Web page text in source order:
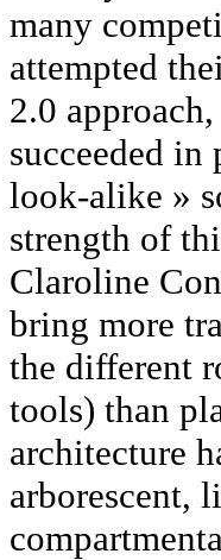
many
attempted
2.0
succeeded
look-alike »
strength of
Claroline
bring more
the different
tools) than
architecture
arborescent,